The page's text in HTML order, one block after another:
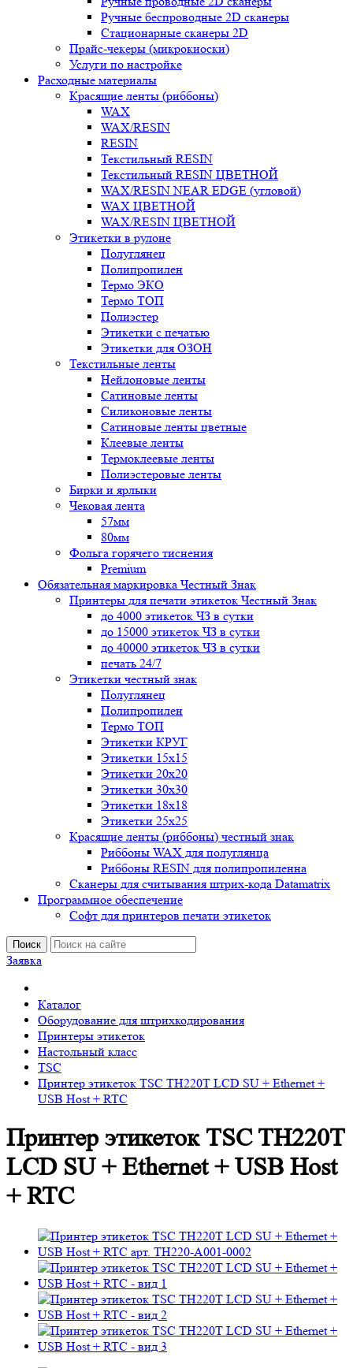
Ручные беспроводные 2D сканеры
Стационарные сканеры 2D
Прайс-чекеры (микрокиоски)
Услуги по настройке
Расходные материалы
Красящие ленты (риббоны)
WAX
WAX/RESIN
RESIN
Текстильный RESIN
Текстильный RESIN ЦВЕТНОЙ
WAX/RESIN NEAR EDGE (угловой)
WAX ЦВЕТНОЙ
WAX/RESIN ЦВЕТНОЙ
Этикетки в рулоне
Полуглянец
Полипропилен
Термо ЭКО
Термо ТОП
Полиэстер
Этикетки с печатью
Этикетки для ОЗОН
Текстильные ленты
Нейлоновые ленты
Сатиновые ленты
Силиконовые ленты
Сатиновые ленты цветные
Клеевые ленты
Термоклеевые ленты
Полиэстеровые ленты
Бирки и ярлыки
Чековая лента
57мм
80мм
Фольга горячего тиснения
Premium
Обязательная маркировка Честный Знак
Принтеры для печати этикеток Честный Знак
до 4000 этикеток ЧЗ в сутки
до 15000 этикеток ЧЗ в сутки
до 40000 этикеток ЧЗ в сутки
печать 24/7
Этикетки честный знак
Полуглянец
Полипропилен
Термо ТОП
Этикетки КРУГ
Этикетки 15х15
Этикетки 20х20
Этикетки 30х30
Этикетки 18х18
Этикетки 25х25
Красящие ленты (риббоны) честный знак
Риббоны WAX для полуглянца
Риббоны RESIN для полипропиленна
Сканеры для считывания штрих-кода Datamatrix
Программное обеспечение
Софт для принтеров печати этикеток
Поиск
Заявка
Каталог
Оборудование для штрихкодирования
Принтеры этикеток
Настольный класс
TSC
Принтер этикеток TSC TH220T LCD SU + Ethernet +
USB Host + RTC
Принтер этикеток TSC TH220T
LCD SU + Ethernet + USB Host
+ RTC